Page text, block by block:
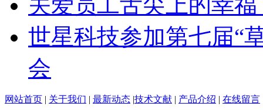
世星科技参加第七届“
会
网站首页 | 关于我们 | 最新动态 |技术文献 | 产品介绍 | 在线留言